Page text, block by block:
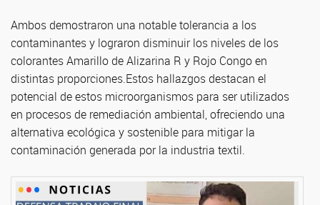
Ambos demostraron una notable tolerancia a los
contaminantes y lograron disminuir los niveles de los
colorantes Amarillo de Alizarina R y Rojo Congo en
distintas proporciones.Estos hallazgos destacan el
potencial de estos microorganismos para ser utilizados
en procesos de remediación ambiental, ofreciendo una
alternativa ecológica y sostenible para mitigar la
contaminación generada por la industria textil.